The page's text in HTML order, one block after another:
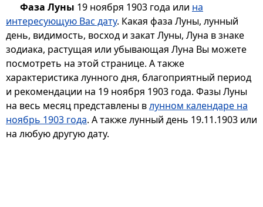
Фаза Луны 19 ноября 1903 года или на
интересующую Вас дату. Какая фаза Луны, лунный
день, видимость, восход и закат Луны, Луна в знаке
зодиака, растущая или убывающая Луна Вы можете
посмотреть на этой странице. А также
характеристика лунного дня, благоприятный период
и рекомендации на 19 ноября 1903 года. Фазы Луны
на весь месяц представлены влунном календаре на
ноябрь 1903 года. А также лунный день 19.11.1903 или
на любую другую дату.